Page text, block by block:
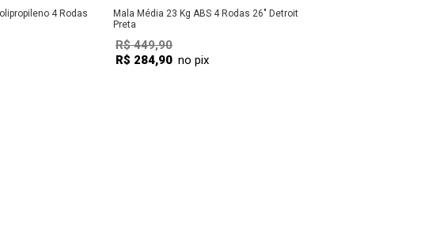
4 Rodas
Mala Média 23 Kg ABS 4 Rodas 26" Detroit
Preta
R$ 449,90
R$ 284,90 no pix